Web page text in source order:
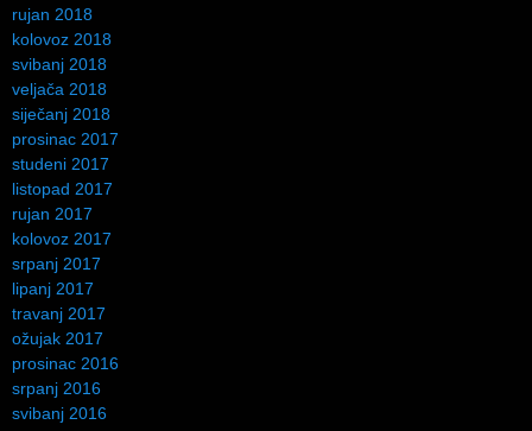
rujan 2018
kolovoz 2018
svibanj 2018
veljača 2018
siječanj 2018
prosinac 2017
studeni 2017
listopad 2017
rujan 2017
kolovoz 2017
srpanj 2017
lipanj 2017
travanj 2017
ožujak 2017
prosinac 2016
srpanj 2016
svibanj 2016